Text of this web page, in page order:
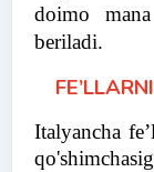
doimo
beriladi.
Italyancha